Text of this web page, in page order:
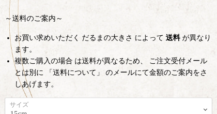
～送料のご案内～
お買い求めいただく だるまの大きさ によって 送料 が異なり
ます。
複数ご購入の場合 は送料が異なるため、 ご注文受付メール
とは別に 「送料について」 のメールにて金額のご案内をさ
しあげます。
サイズ